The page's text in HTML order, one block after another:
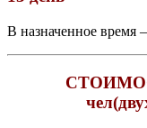
В назначенное время
чел